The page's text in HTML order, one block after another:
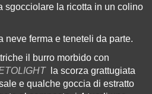
sgocciolare la ricotta in un colino
neve ferma e teneteli da parte.
il burro morbido con
la scorza grattugiata
e qualche goccia di estratto